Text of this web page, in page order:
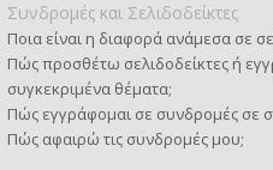
Συνδρομές και Σελιδοδείκτες
Ποια είναι η διαφορά ανάμεσα σε
Πώς προσθέτω σελιδοδείκτες ή
συγκεκριμένα θέματα;
Πώς εγγράφομαι σε συνδρομές σε
Πώς αφαιρώ τις συνδρομές μου;